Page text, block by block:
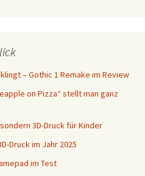
– Gothic 1 Remake im Review
on Pizza“ stellt man ganz
3D-Druck für Kinder
Druck im Jahr 2025
im Test